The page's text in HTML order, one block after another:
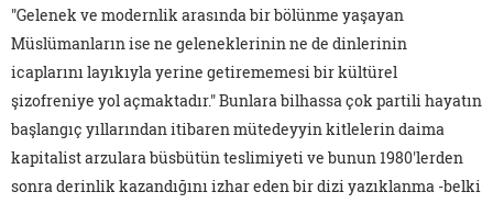
"Gelenek ve modernlik arasında bir bölünme yaşayan
Müslümanların ise ne geleneklerinin ne de dinlerinin
icaplarını layıkıyla yerine getirememesi bir kültürel
şizofreniye yol açmaktadır." Bunlara bilhassa çok partili hayatın
başlangıç yıllarından itibaren mütedeyyin kitlelerin daima
kapitalist arzulara büsbütün teslimiyeti ve bunun 1980'lerden
sonra derinlik kazandığını izhar eden bir dizi yazıklanma -belki